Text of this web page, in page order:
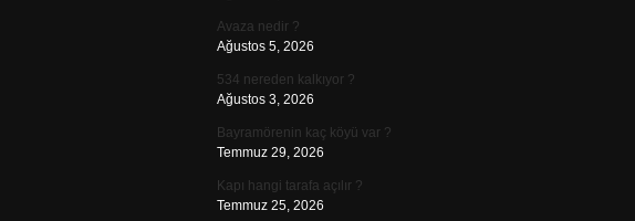
Avaza nedir ?
Ağustos 5, 2026
534 nereden kalkıyor ?
Ağustos 3, 2026
Bayramörenin kaç köyü var ?
Temmuz 29, 2026
Kapı hangi tarafa açılır ?
Temmuz 25, 2026